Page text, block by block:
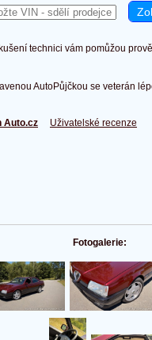
technici vám pomůžou
AutoPůjčkou se veterán
Auto.cz Uživatelské recenze
Fotogalerie: